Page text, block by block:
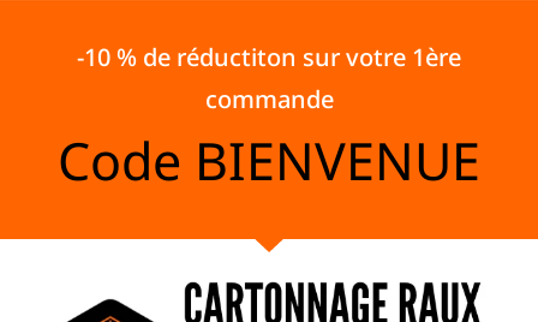
-10 % de réductiton sur votre 1ère
commande
Code BIENVENUE